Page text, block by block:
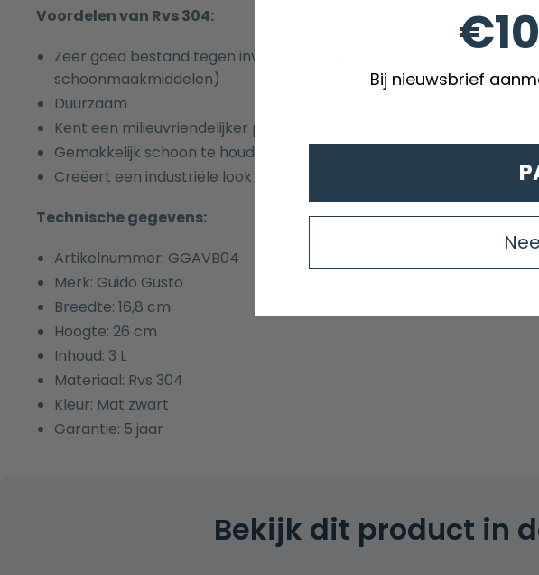
Voordelen van Rvs 304:
Zeer goed bestand tegen invloeden van buitenaf (vocht,
schoonmaakmiddelen)
Duurzaam
Kent een milieuvriendelijker productieproces
Gemakkelijk schoon te houden
Creëert een industriële look
Technische gegevens:
Artikelnummer: GGAVB04
Merk: Guido Gusto
Breedte: 16,8 cm
Hoogte: 26 cm
Inhoud: 3 L
Materiaal: Rvs 304
Kleur: Mat zwart
Garantie: 5 jaar
Bekijk dit product in
Bij nieuwsbrief